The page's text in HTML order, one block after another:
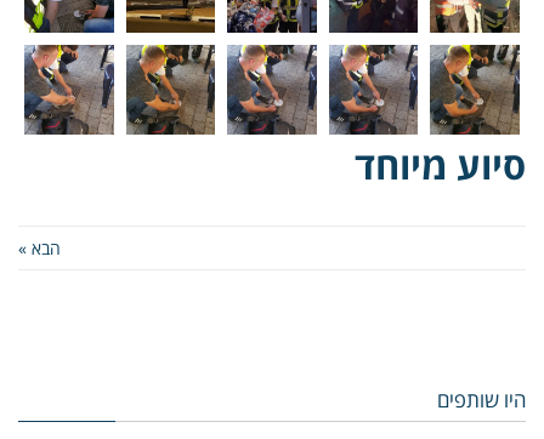
סיוע מיוחד
הבא »
היו שותפים